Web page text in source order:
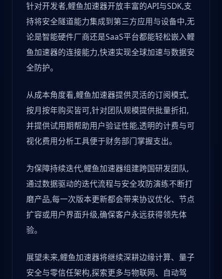
针对开发者,鲤鱼加速器开放丰富的API与SDK,支
持将安全隧道能力集成到第三方应用与设备中,无
论是智能硬件厂商还是SaaS平台都能轻松嵌入鲤
鱼加速器的连接能力,快速实现全球加速与数据安
全防护。
从成本角度看,鲤鱼加速器提供灵活的订阅模式,
按月按年购买皆可,针对团队规模提供批量折扣,
并提供试用期帮助用户验证性能,透明的计费与可
视化费用分析工具便于财务部门掌握支出。
为保障持续迭代,鲤鱼加速器组建跨国研发团队,
通过数据驱动的迭代流程与安全攻防演练不断打
磨产品,每一次版本更新都会带来协议优化、节点
扩容或用户界面升级,确保客户永远获得领先体
验。
展望未来,鲤鱼加速器将继续深耕边缘计算、量子
安全与零信任架构,探索更多与物联网、自动驾